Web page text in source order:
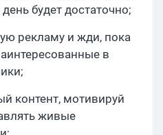
будет достаточно;
рекламу и жди, пока
в
контент, мотивируй
живые